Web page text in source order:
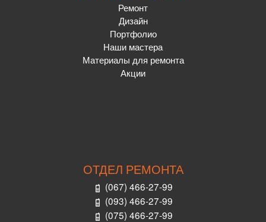
Ремонт
Дизайн
Портфолио
Наши мастера
Материалы для ремонта
Акции
ОТДЕЛ РЕМОНТА
(067) 466-27-99
(093) 466-27-99
(075) 466-27-99